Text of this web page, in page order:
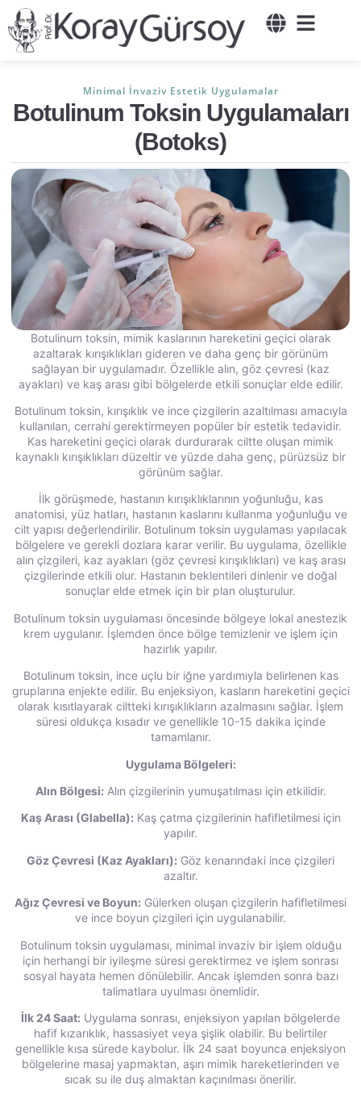
Minimal İnvaziv Estetik Uygulamalar
Botulinum Toksin Uygulamaları
(Botoks)
Botulinum toksin, mimik kaslarının hareketini geçici olarak
azaltarak kırışıklıkları gideren ve daha genç bir görünüm
sağlayan bir uygulamadır. Özellikle alın, göz çevresi (kaz
ayakları) ve kaş arası gibi bölgelerde etkili sonuçlar elde edilir.
Botulinum toksin, kırışıklık ve ince çizgilerin azaltılması amacıyla
kullanılan, cerrahi gerektirmeyen popüler bir estetik tedavidir.
Kas hareketini geçici olarak durdurarak ciltte oluşan mimik
kaynaklı kırışıklıkları düzeltir ve yüzde daha genç, pürüzsüz bir
görünüm sağlar.
İlk görüşmede, hastanın kırışıklıklarının yoğunluğu, kas
anatomisi, yüz hatları, hastanın kaslarını kullanma yoğunluğu ve
cilt yapısı değerlendirilir. Botulinum toksin uygulaması yapılacak
bölgelere ve gerekli dozlara karar verilir. Bu uygulama, özellikle
alın çizgileri, kaz ayakları (göz çevresi kırışıklıkları) ve kaş arası
çizgilerinde etkili olur. Hastanın beklentileri dinlenir ve doğal
sonuçlar elde etmek için bir plan oluşturulur.
Botulinum toksin uygulaması öncesinde bölgeye lokal anestezik
krem uygulanır. İşlemden önce bölge temizlenir ve işlem için
hazırlık yapılır.
Botulinum toksin, ince uçlu bir iğne yardımıyla belirlenen kas
gruplarına enjekte edilir. Bu enjeksiyon, kasların hareketini geçici
olarak kısıtlayarak ciltteki kırışıklıkların azalmasını sağlar. İşlem
süresi oldukça kısadır ve genellikle 10-15 dakika içinde
tamamlanır.
Uygulama Bölgeleri:
Alın Bölgesi: Alın çizgilerinin yumuşatılması için etkilidir.
Kaş Arası (Glabella): Kaş çatma çizgilerinin hafifletilmesi için
yapılır.
Göz Çevresi (Kaz Ayakları): Göz kenarındaki ince çizgileri
azaltır.
Ağız Çevresi ve Boyun: Gülerken oluşan çizgilerin hafifletilmesi
ve ince boyun çizgileri için uygulanabilir.
Botulinum toksin uygulaması, minimal invaziv bir işlem olduğu
için herhangi bir iyileşme süresi gerektirmez ve işlem sonrası
sosyal hayata hemen dönülebilir. Ancak işlemden sonra bazı
talimatlara uyulması önemlidir.
İlk 24 Saat: Uygulama sonrası, enjeksiyon yapılan bölgelerde
hafif kızarıklık, hassasiyet veya şişlik olabilir. Bu belirtiler
genellikle kısa sürede kaybolur. İlk 24 saat boyunca enjeksiyon
bölgelerine masaj yapmaktan, aşırı mimik hareketlerinden ve
sıcak su ile duş almaktan kaçınılması önerilir.